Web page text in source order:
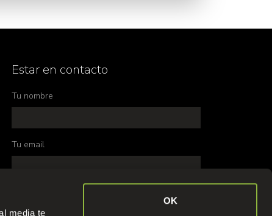
media te
OK
Estar en contacto
Tu nombre
Tu email